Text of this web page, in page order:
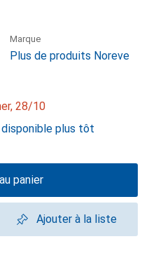
Marque
Plus de produits Noreve
28/10
plus tôt
panier
Ajouter à la liste